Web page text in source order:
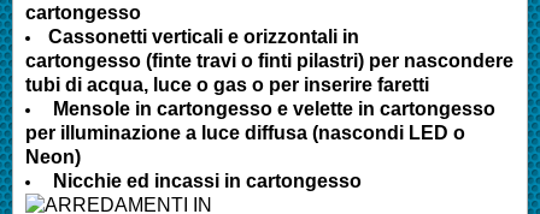
cartongesso
Cassonetti verticali e orizzontali in
cartongesso (finte travi o finti pilastri) per nascondere
tubi di acqua, luce o gas o per inserire faretti
Mensole in cartongesso e velette in cartongesso
per illuminazione a luce diffusa (nascondi LED o
Neon)
Nicchie ed incassi in cartongesso